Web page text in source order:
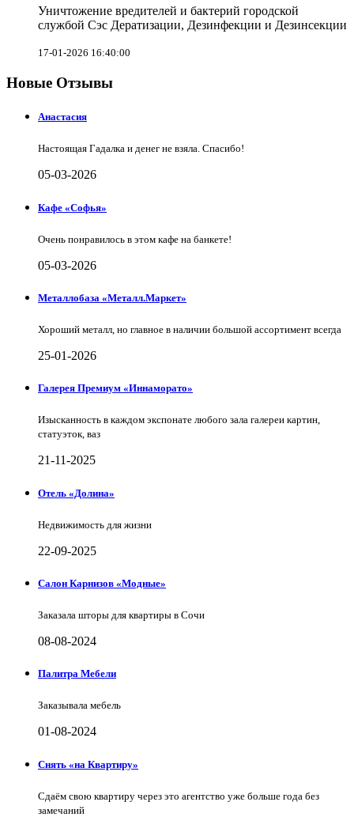
Уничтожение вредителей и бактерий городской
службой Сэс Дератизации, Дезинфекции и Дезинсекции
17-01-2026 16:40:00
Новые Отзывы
Анастасия
Настоящая Гадалка и денег не взяла. Спасибо!
05-03-2026
Кафе «Софья»
Очень понравилось в этом кафе на банкете!
05-03-2026
Металлобаза «Металл.Маркет»
Хороший металл, но главное в наличии большой ассортимент всегда
25-01-2026
Галерея Премиум «Иннаморато»
Изысканность в каждом экспонате любого зала галереи картин,
статуэток, ваз
21-11-2025
Отель «Долина»
Недвижимость для жизни
22-09-2025
Салон Карнизов «Модные»
Заказала шторы для квартиры в Сочи
08-08-2024
Палитра Мебели
Заказывала мебель
01-08-2024
Снять «на Квартиру»
Сдаём свою квартиру через это агентство уже больше года без
замечаний